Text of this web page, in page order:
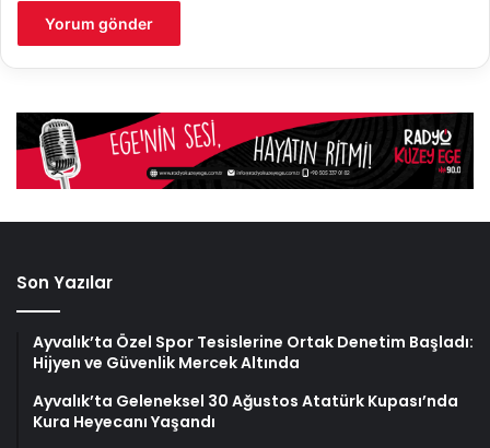
Son Yazılar
Ayvalık’ta Özel Spor Tesislerine Ortak Denetim Başladı:
Hijyen ve Güvenlik Mercek Altında
Ayvalık’ta Geleneksel 30 Ağustos Atatürk Kupası’nda
Kura Heyecanı Yaşandı